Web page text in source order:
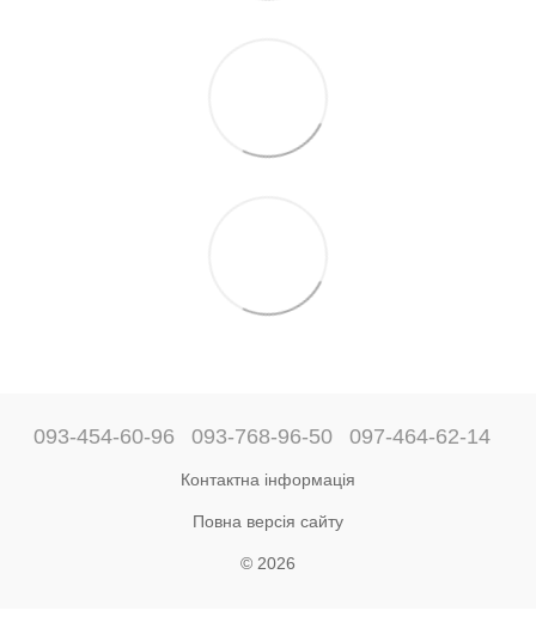
093-454-60-96 093-768-96-50 097-464-62-14
Контактна інформація
Повна версія сайту
© 2026